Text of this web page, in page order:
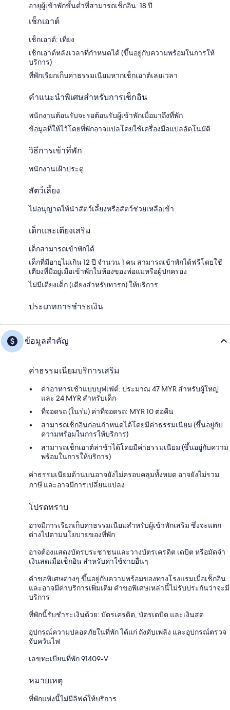
อายุผู้เข้าพักขั้นต่ำที่สามารถเช็กอิน: 18 ปี
เช็กเอาต์
เช็กเอาต์: เที่ยง
เช็กเอาต์หลังเวลาที่กำหนดได้ (ขึ้นอยู่กับความพร้อมในการให้
บริการ)
ที่พักเรียกเก็บค่าธรรมเนียมหากเช็กเอาต์เลยเวลา
คำแนะนำพิเศษสำหรับการเช็กอิน
พนักงานต้อนรับจะรอต้อนรับผู้เข้าพักเมื่อมาถึงที่พัก
ข้อมูลที่ให้ไว้โดยที่พักอาจแปลโดยใช้เครื่องมือแปลอัตโนมัติ
วิธีการเข้าที่พัก
พนักงานเฝ้าประตู
สัตว์เลี้ยง
ไม่อนุญาตให้นำสัตว์เลี้ยงหรือสัตว์ช่วยเหลือเข้า
เด็กและเตียงเสริม
เด็กสามารถเข้าพักได้
เด็กที่มีอายุไม่เกิน 12 ปี จำนวน 1 คน สามารถเข้าพักได้ฟรีโดยใช้
เตียงที่มีอยู่เมื่อเข้าพักในห้องของพ่อแม่หรือผู้ปกครอง
ไม่มีเตียงเด็ก (เตียงสำหรับทารก) ให้บริการ
ประเภทการชำระเงิน
ข้อมูลสำคัญ
ค่าธรรมเนียมบริการเสริม
ค่าอาหารเช้าแบบบุฟเฟ่ต์: ประมาณ 47 MYR สำหรับผู้ใหญ่
และ 24 MYR สำหรับเด็ก
ที่จอดรถ (ในร่ม) ค่าที่จอดรถ: MYR 10 ต่อคืน
สามารถเช็กอินก่อนกำหนดได้โดยมีค่าธรรมเนียม (ขึ้นอยู่กับ
ความพร้อมในการให้บริการ)
สามารถเช็กเอาต์ล่าช้าได้โดยมีค่าธรรมเนียม (ขึ้นอยู่กับความ
พร้อมในการให้บริการ)
ค่าธรรมเนียมด้านบนอาจยังไม่ครอบคลุมทั้งหมด อาจยังไม่รวม
ภาษี และอาจมีการเปลี่ยนแปลง
โปรดทราบ
อาจมีการเรียกเก็บค่าธรรมเนียมสำหรับผู้เข้าพักเสริม ซึ่งจะแตก
ต่างไปตามนโยบายของที่พัก
อาจต้องแสดงบัตรประชาชนและวางบัตรเครดิต เดบิต หรือมัดจำ
เงินสดเมื่อเช็กอิน สำหรับค่าใช้จ่ายอื่นๆ
คำขอพิเศษต่างๆ ขึ้นอยู่กับความพร้อมของทางโรงแรมเมื่อเช็กอิน
และอาจมีค่าบริการเพิ่มเติม คำขอพิเศษเหล่านี้ไม่รับประกันว่าจะมี
บริการ
ที่พักนี้รับชำระเงินด้วย: บัตรเครดิต, บัตรเดบิต และเงินสด
อุปกรณ์ความปลอดภัยในที่พัก ได้แก่ ถังดับเพลิง และอุปกรณ์ตรวจ
จับควันไฟ
เลขทะเบียนที่พัก 91409-V
หมายเหตุ
ที่พักแห่งนี้ไม่มีลิฟต์ให้บริการ